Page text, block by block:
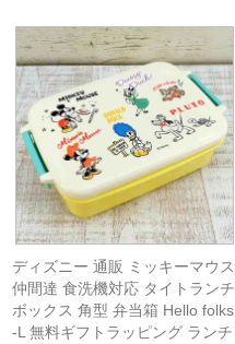
ディズニー 通販 ミッキーマウス
仲間達 食洗機対応 タイトランチ
ボックス 角型 弁当箱 Hello folks
-L 無料ギフトラッピング ランチ